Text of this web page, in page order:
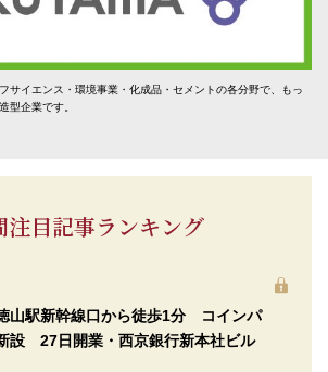
サイエンス・環境事業・化成品・セメントの各分野で、もっ
型企業です。
注目記事ランキング
山駅新幹線口から徒歩1分 コインパ
設 27日開業・西京銀行新本社ビル